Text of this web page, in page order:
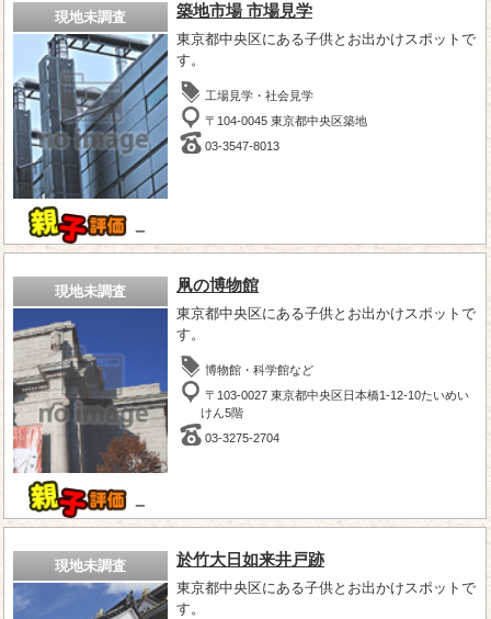
現地未調査
－
築地市場 市場見学
東京都中央区にある子供とお出かけスポットで
す。
工場見学・社会見学
〒104-0045 東京都中央区築地
03-3547-8013
現地未調査
－
凧の博物館
東京都中央区にある子供とお出かけスポットで
す。
博物館・科学館など
〒103-0027 東京都中央区日本橋1-12-10たいめい
けん5階
03-3275-2704
現地未調査 於竹大日如来井戸跡
東京都中央区にある子供とお出かけスポットで
す。